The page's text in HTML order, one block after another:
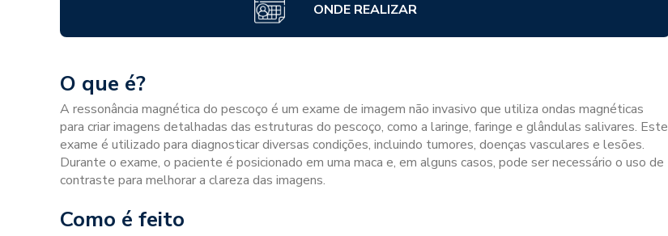
ONDE REALIZAR
O que é?
A ressonância magnética do pescoço é um exame de imagem não invasivo que utiliza ondas magnéticas
para criar imagens detalhadas das estruturas do pescoço, como a laringe, faringe e glândulas salivares. Este
exame é utilizado para diagnosticar diversas condições, incluindo tumores, doenças vasculares e lesões.
Durante o exame, o paciente é posicionado em uma maca e, em alguns casos, pode ser necessário o uso de
contraste para melhorar a clareza das imagens.
Como é feito